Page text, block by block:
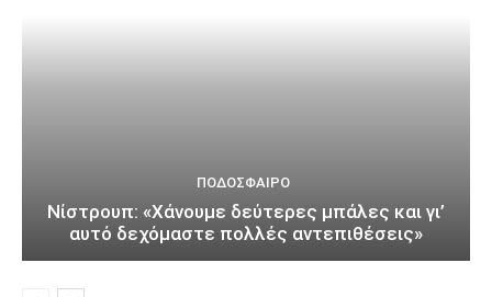
ΠΟΔΌΣΦΑΙΡΟ
Νίστρουπ: «Χάνουμε δεύτερες μπάλες και γι’
αυτό δεχόμαστε πολλές αντεπιθέσεις»